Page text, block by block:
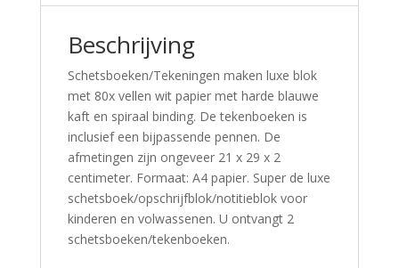
Beschrijving
Schetsboeken/Tekeningen maken luxe blok
met 80x vellen wit papier met harde blauwe
kaft en spiraal binding. De tekenboeken is
inclusief een bijpassende pennen. De
afmetingen zijn ongeveer 21 x 29 x 2
centimeter. Formaat: A4 papier. Super de luxe
schetsboek/opschrijfblok/notitieblok voor
kinderen en volwassenen. U ontvangt 2
schetsboeken/tekenboeken.